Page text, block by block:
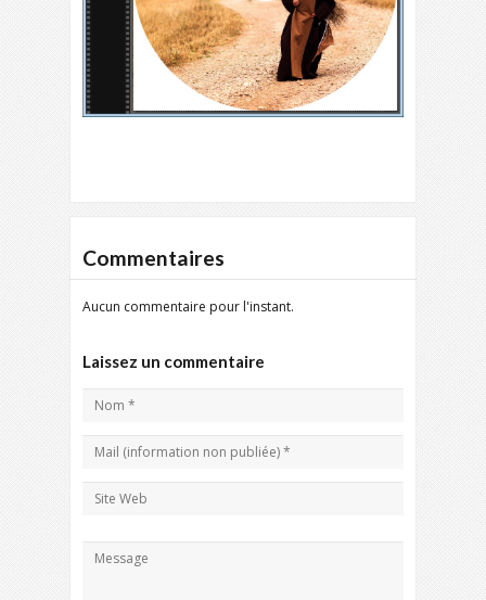
Commentaires
Aucun commentaire pour l'instant.
Laissez un commentaire